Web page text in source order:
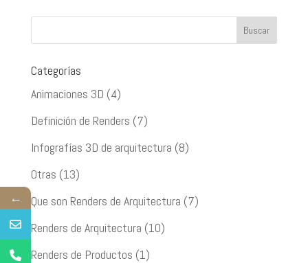
Categorías
Animaciones 3D (4)
Definición de Renders (7)
Infografías 3D de arquitectura (8)
Otras (13)
Que son Renders de Arquitectura (7)
Renders de Arquitectura (10)
Renders de Productos (1)
←